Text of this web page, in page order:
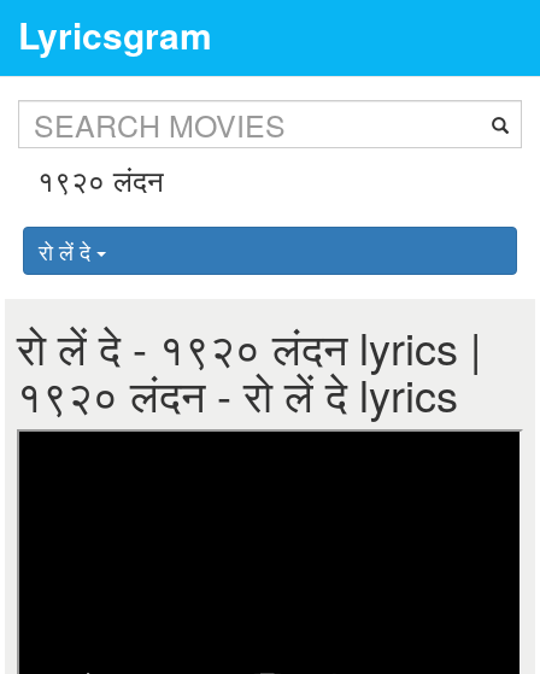
Lyricsgram
रो लें दे
रो लें दे - १९२० लंदन lyrics |
१९२० लंदन - रो लें दे lyrics